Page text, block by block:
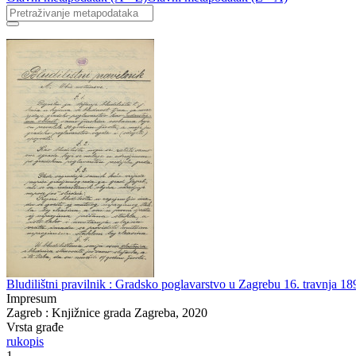
Bludilištni pravilnik : Gradsko poglavarstvo u Zagrebu 16. travnja
Impresum
Zagreb : Knjižnice grada Zagreba, 2020
Vrsta građe
rukopis